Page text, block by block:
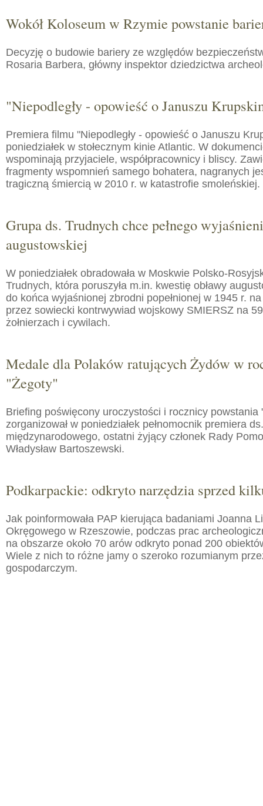
Wokół Koloseum w Rzymie powstanie
Decyzję o budowie bariery ze względów
Rosaria Barbera, główny inspektor dziedzictwa
"Niepodległy - opowieść o Januszu
Premiera filmu "Niepodległy - opowieść o Januszu
poniedziałek w stołecznym kinie Atlantic. W
wspominają przyjaciele, współpracownicy i bliscy.
fragmenty wspomnień samego bohatera, nagranych
tragiczną śmiercią w 2010 r. w katastrofie smoleńskiej.
Grupa ds. Trudnych chce pełnego
augustowskiej
W poniedziałek obradowała w Moskwie Polsko-
Trudnych, która poruszyła m.in. kwestię obławy
do końca wyjaśnionej zbrodni popełnionej w 1945 r.
przez sowiecki kontrwywiad wojskowy SMIERSZ na
żołnierzach i cywilach.
Medale dla Polaków ratujących Żydów w
"Żegoty"
Briefing poświęcony uroczystości i rocznicy powstania
zorganizował w poniedziałek pełnomocnik premiera
międzynarodowego, ostatni żyjący członek Rady
Władysław Bartoszewski.
Podkarpackie: odkryto narzędzia sprzed
Jak poinformowała PAP kierująca badaniami Joanna
Okręgowego w Rzeszowie, podczas prac
na obszarze około 70 arów odkryto ponad 200
Wiele z nich to różne jamy o szeroko rozumianym
gospodarczym.